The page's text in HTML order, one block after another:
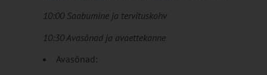
10:00 Saabumine ja tervituskohv
10:30 Avasõnad ja avaettekanne
Avasõnad: